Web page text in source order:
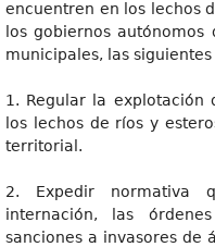
encuentren en los lechos
los gobiernos
municipales, las
1. Regular la explotación
los lechos de ríos y
territorial.
2. Expedir normativa
internación, las
sanciones a invasores de